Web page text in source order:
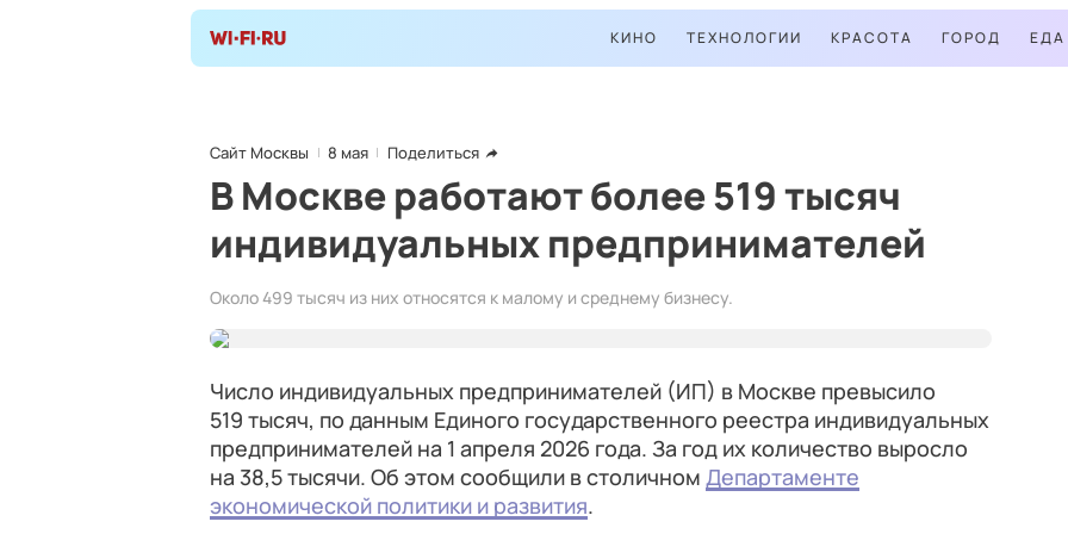
КИНО ТЕХНОЛОГИИ КРАСОТА ГОРОД ЕДА
Сайт Москвы 8 мая Поделиться
В Москве работают более 519 тысяч
индивидуальных предпринимателей
Около 499 тысяч из них относятся к малому и среднему бизнесу.
Число индивидуальных предпринимателей (ИП) в Москве превысило
519 тысяч, по данным Единого государственного реестра индивидуальных
предпринимателей на 1 апреля 2026 года. За год их количество выросло
на 38,5 тысячи. Об этом сообщили в столичном Департаменте
экономической политики и развития.